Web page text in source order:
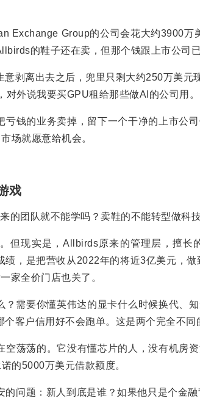
Exchange Group的公司会花大约3900
的鞋子还在卖，但那个钱跟上市公司已
意剥离出去之后，兜里只剩大约250万美
外说我要买GPU租给那些做AI的公司用。
亏钱的业务卖掉，留下一个干净的上市公
场就愿意给机会。
戏
的团队就不能学吗？卖鞋的不能转型做科
但现实是，Allbirds原来的管理层，擅长
绩，是把营收从2022年的将近3亿美元，
家全价门店也关了。
？需要你懂英伟达的显卡什么时候换代、
客户信用好不会跑单。这是两个完全不同
空荡荡的。它没有懂芯片的人，没有机房
的5000万美元借款额度。
的问题：新人到底是谁？如果他只是个金